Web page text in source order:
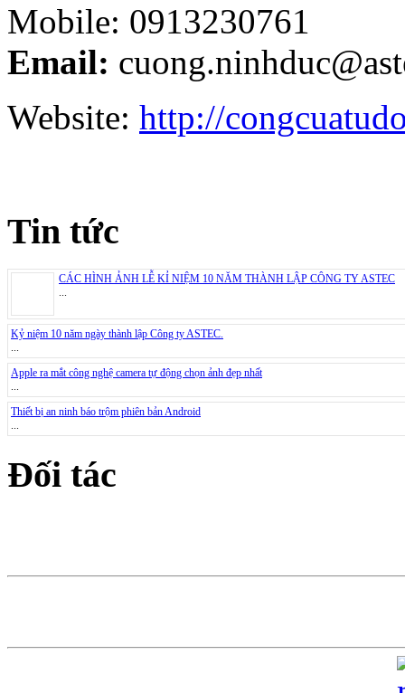
Mobile: 0913230761
Email:
Website: http://
Tin tức
CÁC HÌNH ẢNH LỄ KỈ NIỆM 10 NĂM THÀNH LẬP CÔNG TY ASTEC
...
Kỷ niệm 10 năm ngày thành lập Công ty ASTEC.
...
Apple ra mắt công nghệ camera tự động chọn ảnh đẹp nhất
...
Thiết bị an ninh báo trộm phiên bản Android
...
Đối tác